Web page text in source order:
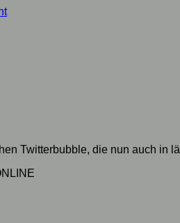
Twitterbubble, die nun auch in